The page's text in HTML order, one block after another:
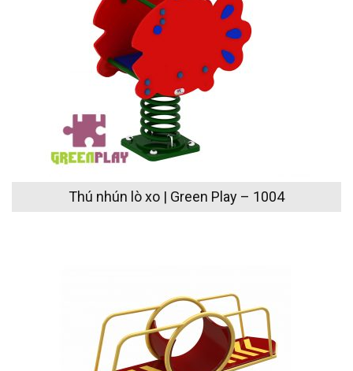
Thú nhún lò xo | Green Play – 1004